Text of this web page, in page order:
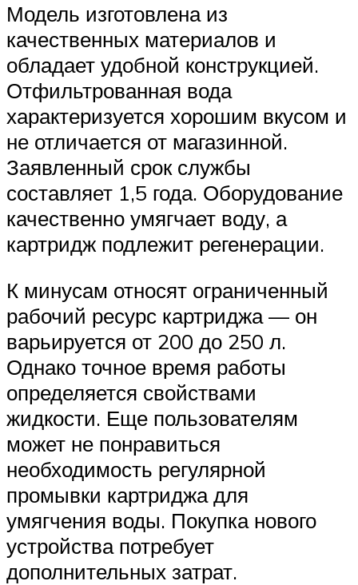
Модель изготовлена из
качественных материалов и
обладает удобной конструкцией.
Отфильтрованная вода
характеризуется хорошим вкусом и
не отличается от магазинной.
Заявленный срок службы
составляет 1,5 года. Оборудование
качественно умягчает воду, а
картридж подлежит регенерации.
К минусам относят ограниченный
рабочий ресурс картриджа — он
варьируется от 200 до 250 л.
Однако точное время работы
определяется свойствами
жидкости. Еще пользователям
может не понравиться
необходимость регулярной
промывки картриджа для
умягчения воды. Покупка нового
устройства потребует
дополнительных затрат.